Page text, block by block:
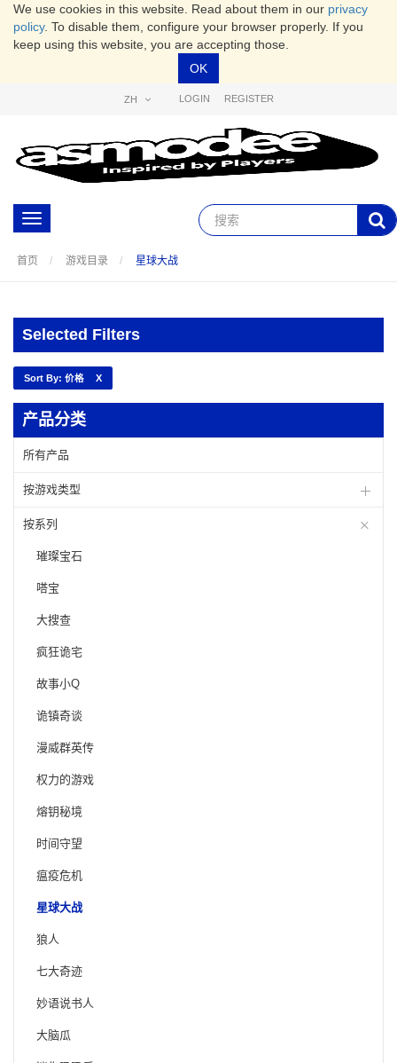
We use cookies in this website. Read about them in our privacy
policy. To disable them, configure your browser properly. If you
keep using this website, you are accepting those.
OK
ZH LOGIN REGISTER
Toggle
navigation
首页 游戏目录 星球大战
Selected Filters
Sort By: 价格 X
产品分类
所有产品
按游戏类型
按系列
璀璨宝石
嗒宝
大搜查
疯狂诡宅
故事小Q
诡镇奇谈
漫威群英传
权力的游戏
熔钥秘境
时间守望
瘟疫危机
星球大战
狼人
七大奇迹
妙语说书人
大脑瓜